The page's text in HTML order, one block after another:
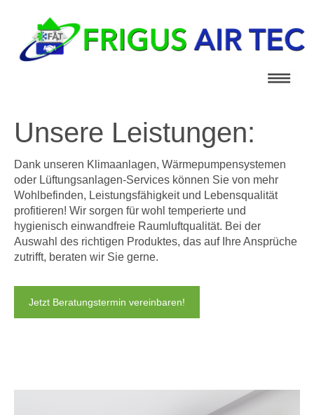
Unsere Leistungen:
Dank unseren Klimaanlagen, Wärmepumpensystemen
oder Lüftungsanlagen-Services können Sie von mehr
Wohlbefinden, Leistungsfähigkeit und Lebensqualität
profitieren! Wir sorgen für wohl temperierte und
hygienisch einwandfreie Raumluftqualität. Bei der
Auswahl des richtigen Produktes, das auf Ihre Ansprüche
zutrifft, beraten wir Sie gerne.
Jetzt Beratungstermin vereinbaren!